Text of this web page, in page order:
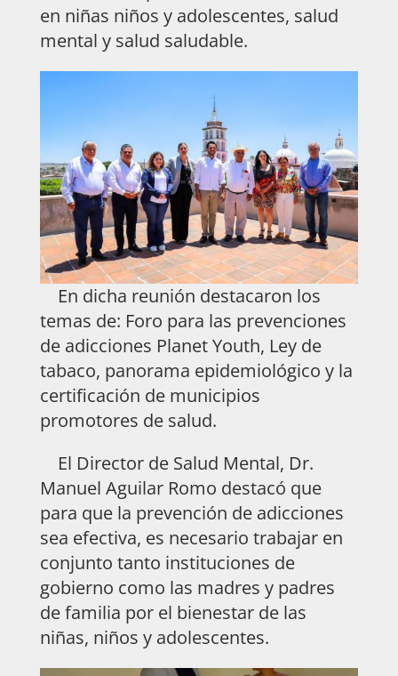
en niñas niños y adolescentes, salud
mental y salud saludable.
En dicha reunión destacaron los
temas de: Foro para las prevenciones
de adicciones Planet Youth, Ley de
tabaco, panorama epidemiológico y la
certificación de municipios
promotores de salud.
El Director de Salud Mental, Dr.
Manuel Aguilar Romo destacó que
para que la prevención de adicciones
sea efectiva, es necesario trabajar en
conjunto tanto instituciones de
gobierno como las madres y padres
de familia por el bienestar de las
niñas, niños y adolescentes.